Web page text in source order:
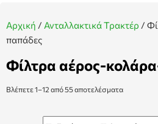
Αρχική / Ανταλλακτικά Τρακτέρ /
παπάδες
Φίλτρα αέρος-
Βλέπετε 1–12 από 55 αποτελέσματα